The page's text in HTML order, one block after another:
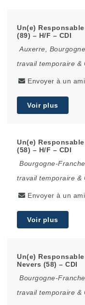
Un(e)
(89) – H/F – CDI
Auxerre
travail temporaire &
Envoyer à un ami
Voir plus
Un(e)
(58) – H/F – CDI
Bourgogne-
travail temporaire &
Envoyer à un ami
Voir plus
Un(e)
Nevers (58) – CDI
Bourgogne-
travail temporaire &